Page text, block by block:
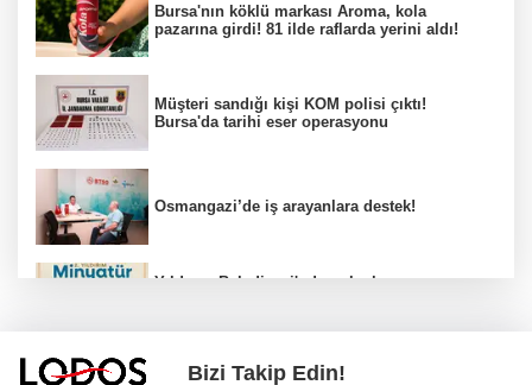
Bursa'nın köklü markası Aroma, kola
pazarına girdi! 81 ilde raflarda yerini aldı!
Müşteri sandığı kişi KOM polisi çıktı!
Bursa'da tarihi eser operasyonu
Osmangazi’de iş arayanlara destek!
Yıldırım Belediyesi'nden uluslararası
Bizi Takip Edin!